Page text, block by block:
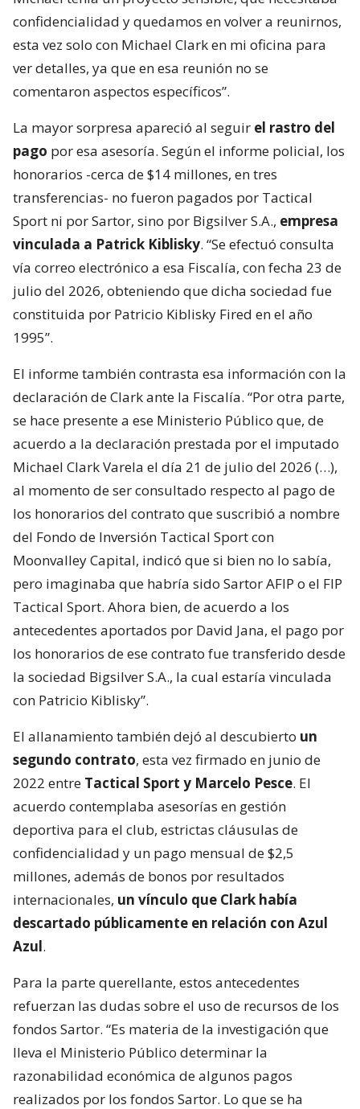
confidencialidad y quedamos en volver a reunirnos,
esta vez solo con Michael Clark en mi oficina para
ver detalles, ya que en esa reunión no se
comentaron aspectos específicos”.
La mayor sorpresa apareció al seguir el rastro del
pago por esa asesoría. Según el informe policial, los
honorarios -cerca de $14 millones, en tres
transferencias- no fueron pagados por Tactical
Sport ni por Sartor, sino por Bigsilver S.A., empresa
vinculada a Patrick Kiblisky. “Se efectuó consulta
vía correo electrónico a esa Fiscalía, con fecha 23 de
julio del 2026, obteniendo que dicha sociedad fue
constituida por Patricio Kiblisky Fired en el año
1995”.
El informe también contrasta esa información con la
declaración de Clark ante la Fiscalía. “Por otra parte,
se hace presente a ese Ministerio Público que, de
acuerdo a la declaración prestada por el imputado
Michael Clark Varela el día 21 de julio del 2026 (…),
al momento de ser consultado respecto al pago de
los honorarios del contrato que suscribió a nombre
del Fondo de Inversión Tactical Sport con
Moonvalley Capital, indicó que si bien no lo sabía,
pero imaginaba que habría sido Sartor AFIP o el FIP
Tactical Sport. Ahora bien, de acuerdo a los
antecedentes aportados por David Jana, el pago por
los honorarios de ese contrato fue transferido desde
la sociedad Bigsilver S.A., la cual estaría vinculada
con Patricio Kiblisky”.
El allanamiento también dejó al descubierto un
segundo contrato, esta vez firmado en junio de
2022 entre Tactical Sport y Marcelo Pesce. El
acuerdo contemplaba asesorías en gestión
deportiva para el club, estrictas cláusulas de
confidencialidad y un pago mensual de $2,5
millones, además de bonos por resultados
internacionales, un vínculo que Clark había
descartado públicamente en relación con Azul
Azul.
Para la parte querellante, estos antecedentes
refuerzan las dudas sobre el uso de recursos de los
fondos Sartor. “Es materia de la investigación que
lleva el Ministerio Público determinar la
razonabilidad económica de algunos pagos
realizados por los fondos Sartor. Lo que se ha